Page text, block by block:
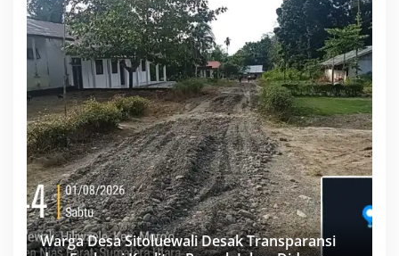
Warga Desa Sitoluewali Desak Transparansi